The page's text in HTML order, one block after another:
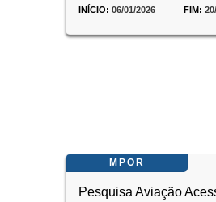
INÍCIO:06/01/2026 FIM:
MPOR
Pesquisa Aviação